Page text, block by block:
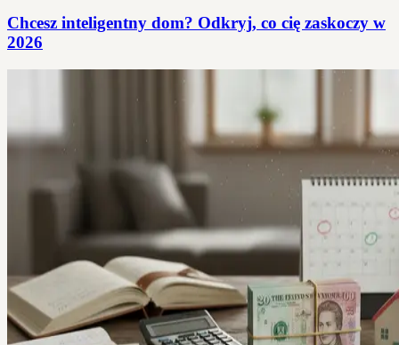
Chcesz inteligentny dom? Odkryj, co cię zaskoczy w
2026